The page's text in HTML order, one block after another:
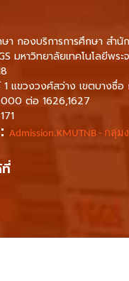
ษา กองบริการการศึกษา สำนั
มหาวิทยาลัยเทคโนโลยีพระ
1 แขวงวงศ์สว่าง เขตบางซื่
ต่อ 1626,1627
Admission.KMUTNB - กลุ่